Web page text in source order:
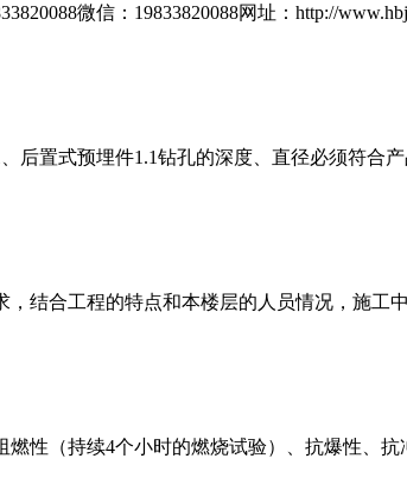
微信：19833820088网址：http://
后置式预埋件1.1钻孔的深度、直径必须符合
结合工程的特点和本楼层的人员情况，施工
性（持续4个小时的燃烧试验）、抗爆性、抗